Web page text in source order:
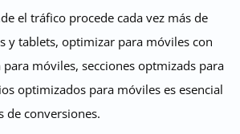
el tráfico procede cada vez más de
y tablets, optimizar para móviles con
móviles, secciones optmizads para
optimizados para móviles es esencial
de conversiones.